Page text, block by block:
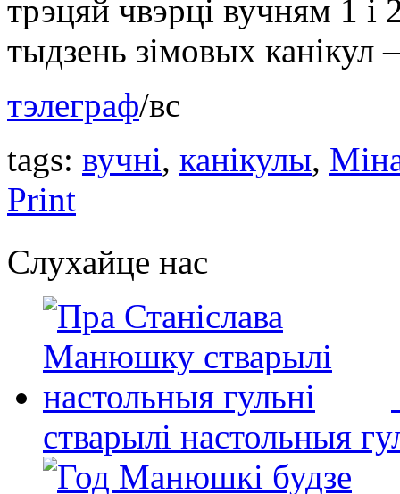
трэцяй чвэрці вучням 1 і
тыдзень зімовых канікул
тэлеграф/вс
tags: вучні, канікулы,
Print
Слухайце нас
стварылі настольныя